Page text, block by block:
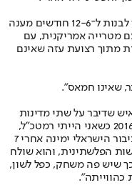
"כבר בנובמבר כתבתי שלטווח הביניים צריך לבנות ל־12-6 חודשים מענה
מטרייה אמריקנית, עם
מתוך רצועת עזה שאינם
שאינו חמאס".
שדיבר על שתי מדינות
לשני עמים לא רק בנאום בר־אילן אלא גם ב־2016 כשאני הייתי רמטכ"ל,
עשה את זה כי הוא זיהה את התנועה של הציבור הישראלי ימינה אחרי 7
הפלשתינית, והוא שולח
שיש פה משחק, כפל לשון,
כהווייתה".